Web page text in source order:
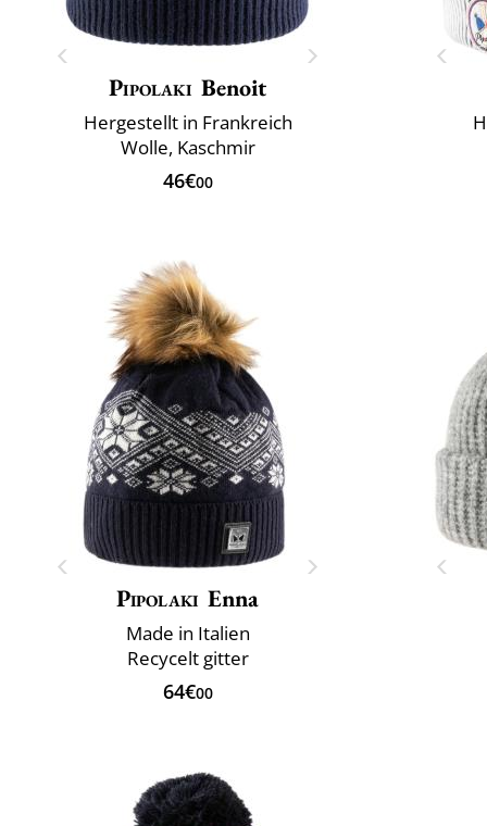
Pipolaki Benoit
Hergestellt in Frankreich
Wolle, Kaschmir
46€00
Pipolaki Enna
Made in Italien
Recycelt gitter
64€00